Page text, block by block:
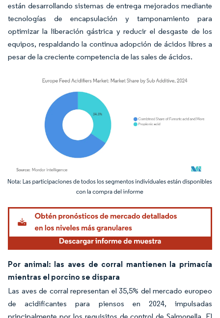
están desarrollando sistemas de entrega mejorados mediante
tecnologías de encapsulación y tamponamiento para
optimizar la liberación gástrica y reducir el desgaste de los
equipos, respaldando la continua adopción de ácidos libres a
pesar de la creciente competencia de las sales de ácidos.
Imagen © Mordor Intelligence. El uso requiere atribución según CC BY 4.0.
Por animal: las aves de corral mantienen la primacía
mientras el porcino se dispara
Las aves de corral representan el 35,5% del mercado europeo
de acidificantes para piensos en 2024, impulsadas